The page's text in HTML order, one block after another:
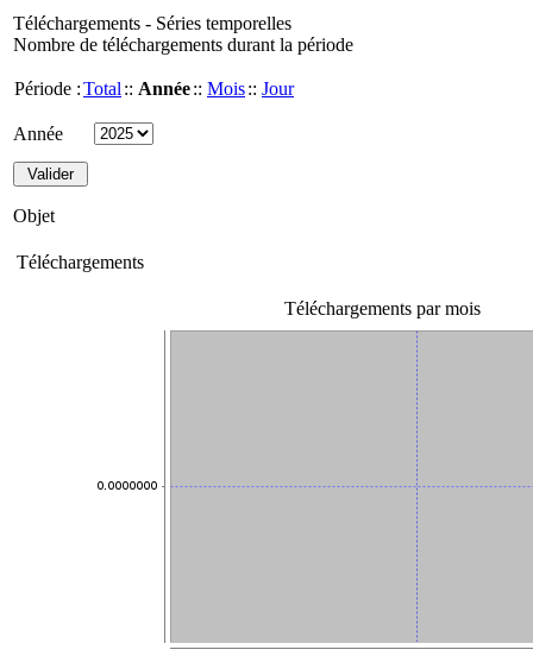
Téléchargements - Séries temporelles
Nombre de téléchargements durant la période
Période :Total :: Année:: Mois:: Jour
Année
Objet
Téléchargements
Téléchargements par mois